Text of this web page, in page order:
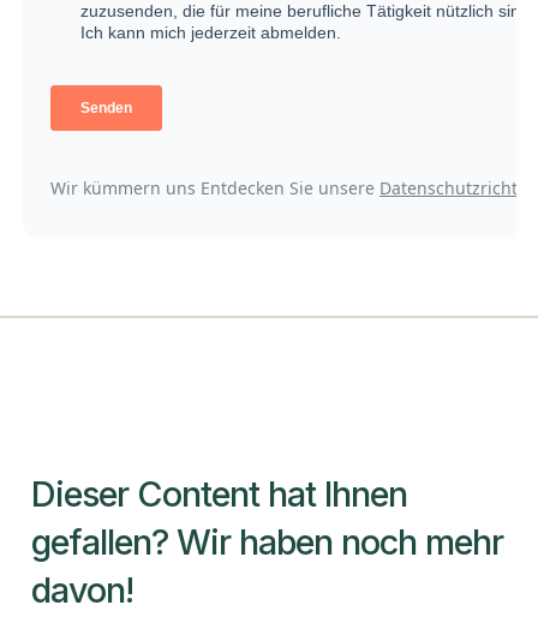
Wir kümmern uns Entdecken Sie unsere
Dieser Content hat Ihnen
gefallen? Wir haben noch mehr
davon!